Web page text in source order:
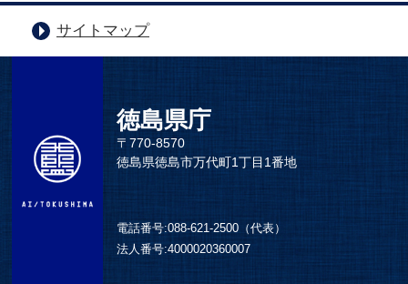
サイトマップ
徳島県庁
〒770-8570
徳島県徳島市万代町1丁目1番地
電話番号:088-621-2500（代表）
法人番号:4000020360007